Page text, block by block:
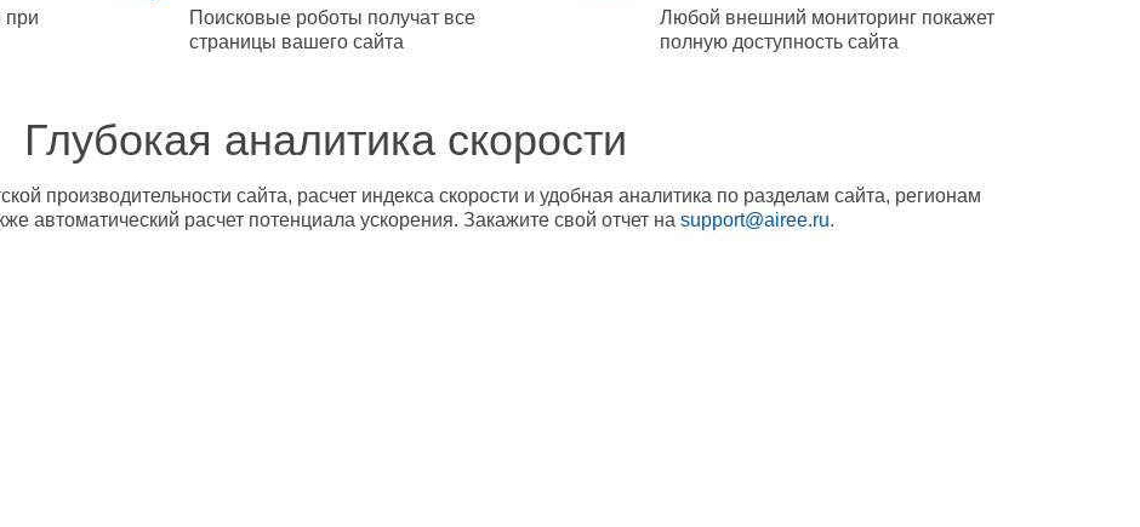
при
Поисковые роботы получат все
страницы вашего сайта
Любой внешний мониторинг покажет
полную доступность сайта
Глубокая аналитика скорости
производительности сайта, расчет индекса скорости и удобная аналитика по разделам сайта, регионам
автоматический расчет потенциала ускорения. Закажите свой отчет на support@airee.ru.